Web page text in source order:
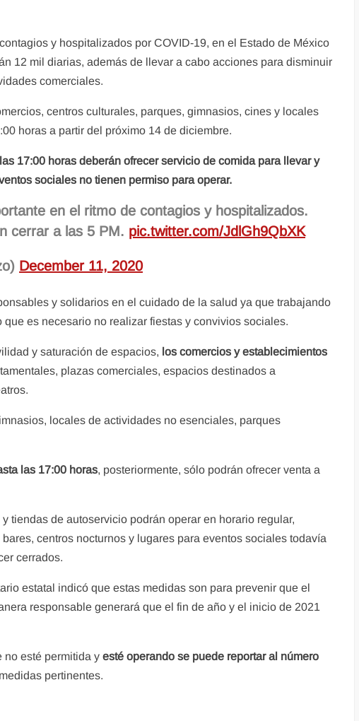
y hospitalizados por COVID-19, en el Estado de México
12 mil diarias, además de llevar a cabo acciones para disminuir
comerciales.
centros culturales, parques, gimnasios, cines y locales
horas a partir del próximo 14 de diciembre.
17:00 horas deberán ofrecer servicio de comida para llevar y
sociales no tienen permiso para operar.
en el ritmo de contagios y hospitalizados.
cerrar a las 5 PM. pic.twitter.com/JdlGh9QbXK
December 11, 2020
y solidarios en el cuidado de la salud ya que trabajando
es necesario no realizar fiestas y convivios sociales.
y saturación de espacios, los comercios y establecimientos
plazas comerciales, espacios destinados a
locales de actividades no esenciales, parques
las 17:00 horas, posteriormente, sólo podrán ofrecer venta a
tiendas de autoservicio podrán operar en horario regular,
centros nocturnos y lugares para eventos sociales todavía
cerrados.
estatal indicó que estas medidas son para prevenir que el
responsable generará que el fin de año y el inicio de 2021
no esté permitida yesté operando se puede reportar al número
pertinentes.